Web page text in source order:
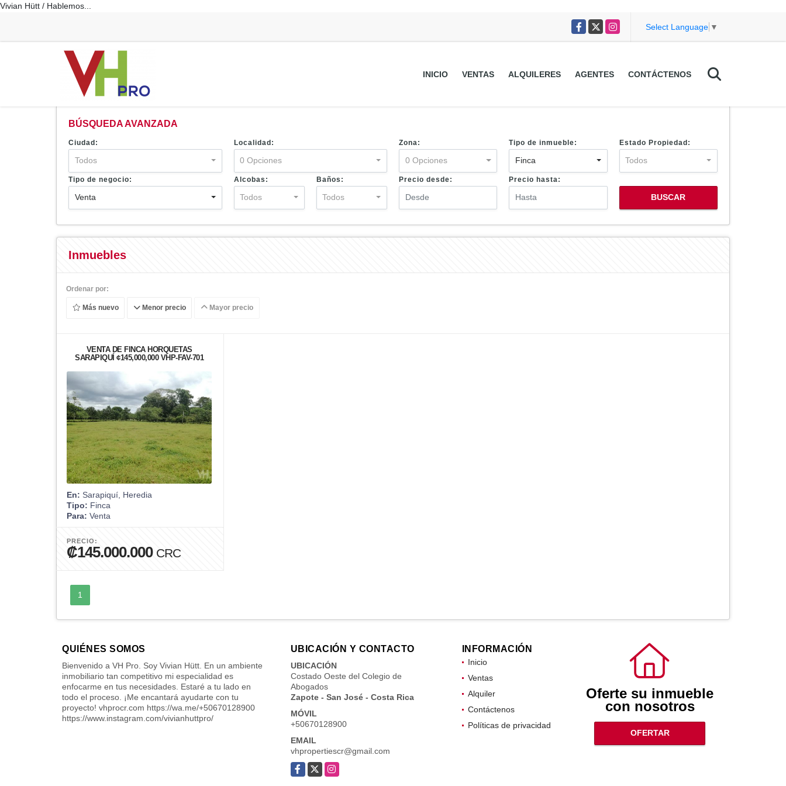
Vivian Hütt / Hablemos...
Facebook
X Instagram Select Language ▼
INICIO VENTAS ALQUILERES AGENTES CONTÁCTENOS
BÚSQUEDA AVANZADA
Ciudad:
Todos
Localidad:
0 Opciones
Zona:
0 Opciones
Tipo de inmueble:
Finca
Estado Propiedad:
Todos
Tipo de negocio:
Venta
Alcobas:
Todos
Baños:
Todos
Precio desde: Precio hasta:
BUSCAR
Inmuebles
Ordenar por:
Más nuevo Menor precio Mayor precio
VENTA DE FINCA HORQUETAS
SARAPIQUÍ ¢145,000,000 VHP-FAV-701
En: Sarapiquí, Heredia
Tipo: Finca
Para: Venta
PRECIO:
₡145.000.000 CRC
1
QUIÉNES SOMOS
Bienvenido a VH Pro. Soy Vivian Hütt. En un ambiente
inmobiliario tan competitivo mi especialidad es
enfocarme en tus necesidades. Estaré a tu lado en
todo el proceso. ¡Me encantará ayudarte con tu
proyecto! vhprocr.com https://wa.me/+50670128900
https://www.instagram.com/vivianhuttpro/
UBICACIÓN Y CONTACTO
UBICACIÓN
Costado Oeste del Colegio de
Abogados
Zapote - San José - Costa Rica
MÓVIL
+50670128900
EMAIL
vhpropertiescr@gmail.com
Facebook
X Instagram
INFORMACIÓN
Inicio
Ventas
Alquiler
Contáctenos
Políticas de privacidad
Oferte su inmueble
con nosotros
OFERTAR